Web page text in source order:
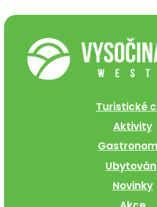
Turistické
Aktivity
Novinky